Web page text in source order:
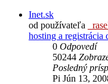
Inet.sk
od používateľa
hosting a registrácia
0 Odpovedí
50244
Posledný
Pi Jún 13,